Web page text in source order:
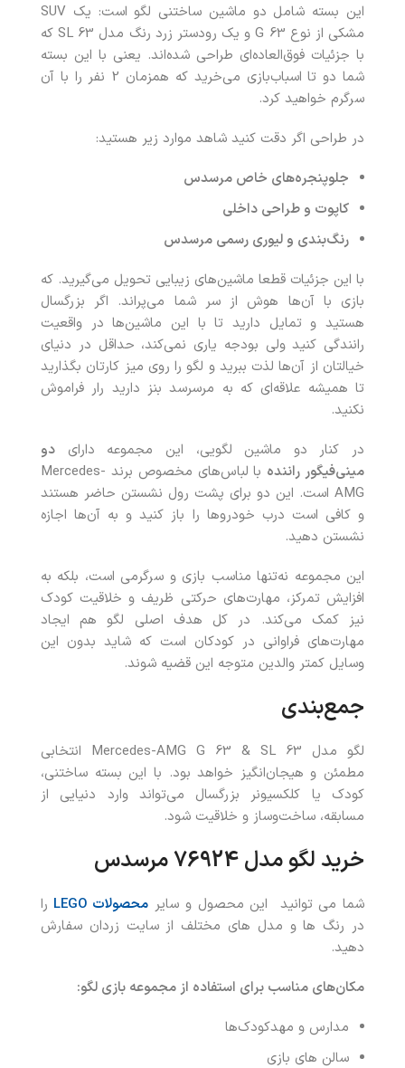
این بسته شامل دو ماشین ساختنی لگو است: یک SUV
مشکی از نوع G 63 و یک رودستر زرد رنگ مدل SL 63 که
با جزئیات فوق‌العاده‌ای طراحی شده‌اند. یعنی با این بسته
شما دو تا اسباب‌بازی می‌خرید که همزمان 2 نفر را با آن
سرگرم خواهید کرد.
در طراحی اگر دقت کنید شاهد موارد زیر هستید:
جلوپنجره‌های خاص مرسدس
کاپوت و طراحی داخلی
رنگ‌بندی و لیوری رسمی مرسدس
با این جزئیات قطعا ماشین‌های زیبایی تحویل می‌گیرید. که
بازی با آن‌ها هوش از سر شما می‌پراند. اگر بزرگسال
هستید و تمایل دارید تا با این ماشین‌ها در واقعیت
رانندگی کنید ولی بودجه یاری نمی‌کند، حداقل در دنیای
خیالتان از آن‌ها لذت ببرید و لگو را روی میز کارتان بگذارید
تا همیشه علاقه‌ای که به مرسرسد بنز دارید رار فراموش
نکنید.
در کنار دو ماشین لگویی، این مجموعه دارای دو
مینی‌فیگور راننده
با لباس‌های مخصوص برند Mercedes-
AMG است. این دو برای پشت رول نشستن حاضر هستند
و کافی است درب خودروها را باز کنید و به آن‌ها اجازه
نشستن دهید.
این مجموعه نه‌تنها مناسب بازی و سرگرمی است، بلکه به
افزایش تمرکز، مهارت‌های حرکتی ظریف و خلاقیت کودک
نیز کمک می‌کند. در کل هدف اصلی لگو هم ایجاد
مهارت‌های فراوانی در کودکان است که شاید بدون این
وسایل کمتر والدین متوجه این قضیه شوند.
جمع‌بندی
لگو مدل Mercedes-AMG G 63 & SL 63 انتخابی
مطمئن و هیجان‌انگیز خواهد بود. با این بسته ساختنی،
کودک یا کلکسیونر بزرگسال می‌تواند وارد دنیایی از
مسابقه، ساخت‌وساز و خلاقیت شود.
خرید لگو مدل 76924 مرسدس
شما می توانید این محصول و سایر محصولات LEGO
را
در رنگ ها و مدل های مختلف از سایت زردان سفارش
دهید.
مکان‌های مناسب برای استفاده از مجموعه بازی لگو:
مدارس و مهدکودک‌ها
سالن های بازی